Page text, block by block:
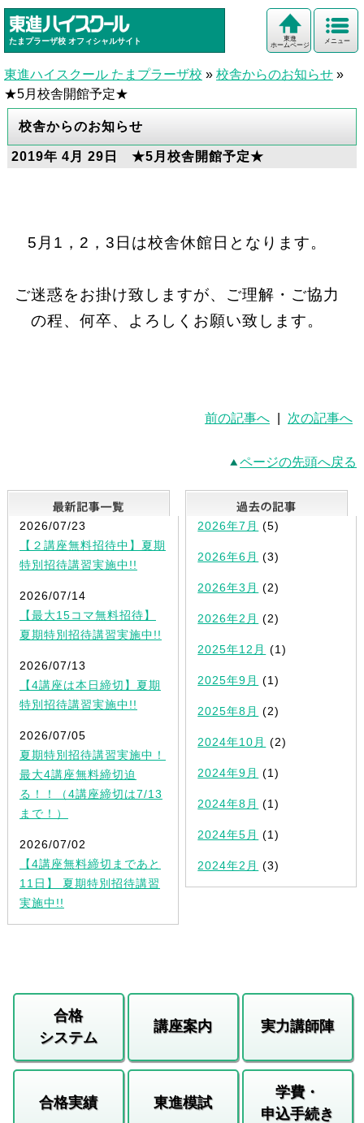
たまプラーザ校 オフィシャルサイト メニュー
東進
ホームページ
東進ハイスクール たまプラーザ校 » 校舎からのお知らせ »
★5月校舎開館予定★
校舎からのお知らせ
2019年 4月 29日 ★5月校舎開館予定★
5月1，2，3日は校舎休館日となります。
ご迷惑をお掛け致しますが、ご理解・ご協力
の程、何卒、よろしくお願い致します。
前の記事へ 次の記事へ
ページの先頭へ戻る
最新記事一覧
2026/07/23
【２講座無料招待中】夏期
特別招待講習実施中!!
2026/07/14
【最大15コマ無料招待】
夏期特別招待講習実施中!!
2026/07/13
【4講座は本日締切】夏期
特別招待講習実施中!!
2026/07/05
夏期特別招待講習実施中！
最大4講座無料締切迫
る！！（4講座締切は7/13
まで！）
2026/07/02
【4講座無料締切まであと
11日】 夏期特別招待講習
実施中!!
2026年7月 (5)
2026年6月 (3)
2026年3月 (2)
2026年2月 (2)
2025年12月 (1)
2025年9月 (1)
2025年8月 (2)
2024年10月 (2)
2024年9月 (1)
2024年8月 (1)
2024年5月 (1)
2024年2月 (3)
合格
システム
講座案内 実力講師陣
合格実績 東進模試
学費・
申込手続き